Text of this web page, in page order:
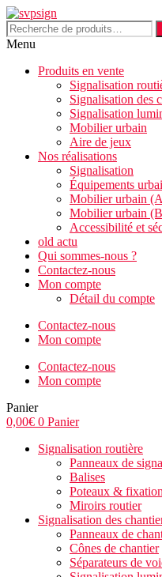
Aller
au
contenu
Recherche
pour :
Menu
Produits en vente
Signalisation
Signalisation des
Signalisation
Mobilier urbain
Aire de jeux
Nos réalisations
Signalisation
Équipements
Mobilier urbain
Mobilier urbain
Accessibilité et
old actu
Qui sommes-nous ?
Contactez-nous
Mon compte
Détail du compte
Contactez-nous
Mon compte
Contactez-nous
Mon compte
Panier
0,00€ 0 Panier
Signalisation routière
Panneaux de
Balises
Poteaux &
Miroirs routier
Signalisation des
Panneaux de
Cônes de chantier
Séparateurs de